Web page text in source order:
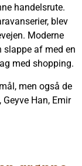
handelsrute.
blev
Moderne
slappe af med en
med shopping.
men også de
Han, Emir